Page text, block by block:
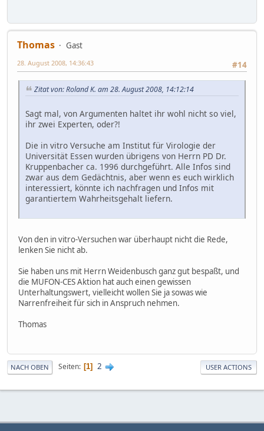
Thomas
Gast
#14
28. August 2008, 14:36:43
Zitat von: Roland K. am 28. August 2008, 14:12:14
Sagt mal, von Argumenten haltet ihr wohl nicht so viel,
ihr zwei Experten, oder?!
Die in vitro Versuche am Institut für Virologie der
Universität Essen wurden übrigens von Herrn PD Dr.
Kruppenbacher ca. 1996 durchgeführt. Alle Infos sind
zwar aus dem Gedächtnis, aber wenn es euch wirklich
interessiert, könnte ich nachfragen und Infos mit
garantiertem Wahrheitsgehalt liefern.
Von den in vitro-Versuchen war überhaupt nicht die Rede,
lenken Sie nicht ab.
Sie haben uns mit Herrn Weidenbusch ganz gut bespaßt, und
die MUFON-CES Aktion hat auch einen gewissen
Unterhaltungswert, vielleicht wollen Sie ja sowas wie
Narrenfreiheit für sich in Anspruch nehmen.
Thomas
NACH OBEN Seiten 1 2 USER ACTIONS